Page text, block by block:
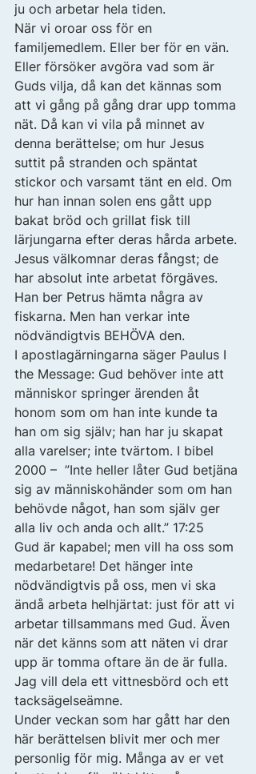
ju och arbetar hela tiden.
När vi oroar oss för en
familjemedlem. Eller ber för en vän.
Eller försöker avgöra vad som är
Guds vilja, då kan det kännas som
att vi gång på gång drar upp tomma
nät. Då kan vi vila på minnet av
denna berättelse; om hur Jesus
suttit på stranden och späntat
stickor och varsamt tänt en eld. Om
hur han innan solen ens gått upp
bakat bröd och grillat fisk till
lärjungarna efter deras hårda arbete.
Jesus välkomnar deras fångst; de
har absolut inte arbetat förgäves.
Han ber Petrus hämta några av
fiskarna. Men han verkar inte
nödvändigtvis BEHÖVA den.
I apostlagärningarna säger Paulus I
the Message: Gud behöver inte att
människor springer ärenden åt
honom som om han inte kunde ta
han om sig själv; han har ju skapat
alla varelser; inte tvärtom. I bibel
2000 –  ”Inte heller låter Gud betjäna
sig av människohänder som om han
behövde något, han som själv ger
alla liv och anda och allt.” 17:25
Gud är kapabel; men vill ha oss som
medarbetare! Det hänger inte
nödvändigtvis på oss, men vi ska
ändå arbeta helhjärtat: just för att vi
arbetar tillsammans med Gud. Även
när det känns som att näten vi drar
upp är tomma oftare än de är fulla.
Jag vill dela ett vittnesbörd och ett
tacksägelseämne.
Under veckan som har gått har den
här berättelsen blivit mer och mer
personlig för mig. Många av er vet